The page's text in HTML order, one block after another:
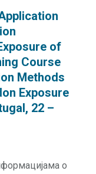
of
Course
Methods
Exposure
22 –
о